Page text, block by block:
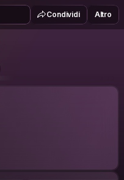
Condividi Altro